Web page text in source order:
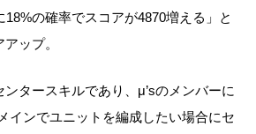
の確率でスコアが4870増える」と
ップ。
タースキルであり、μ’sのメンバーに
インでユニットを編成したい場合にセ